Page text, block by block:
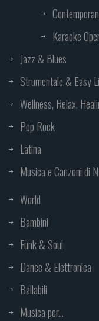
Karaoke
Jazz & Blues
Strumentale & Easy
Wellness, Relax,
Pop Rock
Latina
Musica e Canzoni di
World
Bambini
Funk & Soul
Dance & Elettronica
Ballabili
Musica per...